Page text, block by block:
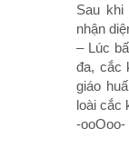
Sau
nhận
– Lúc
đa, cắc
giáo
loài cắc
-ooOoo-